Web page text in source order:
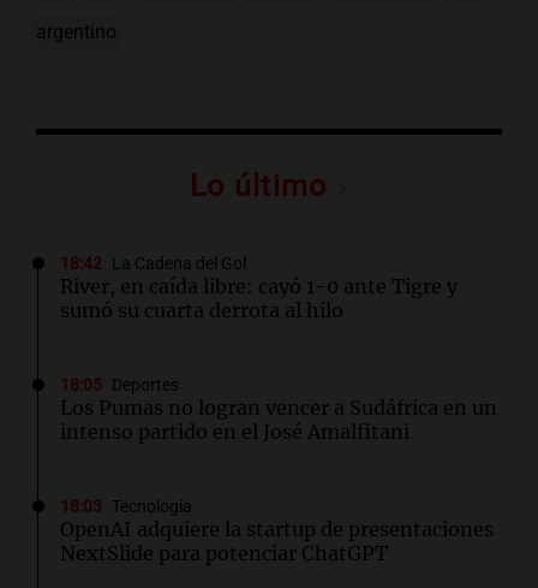
argentino
Lo último
18:42 La Cadena del Gol
River, en caída libre: cayó 1-0 ante Tigre y
sumó su cuarta derrota al hilo
18:05 Deportes
Los Pumas no logran vencer a Sudáfrica en un
intenso partido en el José Amalfitani
18:03 Tecnología
OpenAI adquiere la startup de presentaciones
NextSlide para potenciar ChatGPT